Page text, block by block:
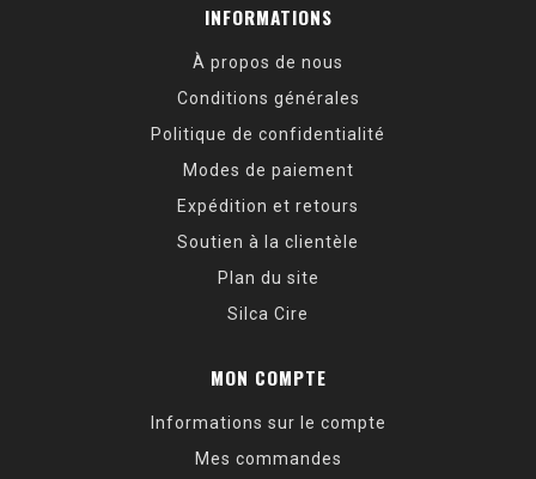
INFORMATIONS
À propos de nous
Conditions générales
Politique de confidentialité
Modes de paiement
Expédition et retours
Soutien à la clientèle
Plan du site
Silca Cire
MON COMPTE
Informations sur le compte
Mes commandes